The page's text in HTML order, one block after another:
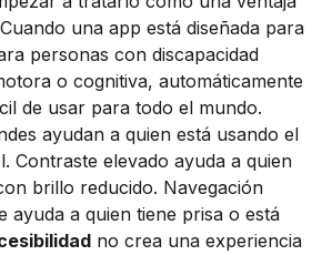
una app está diseñada para
personas con discapacidad
o cognitiva, automáticamente
de usar para todo el mundo.
ayudan a quien está usando el
Contraste elevado ayuda a quien
brillo reducido. Navegación
ayuda a quien tiene prisa o está
no crea una experiencia